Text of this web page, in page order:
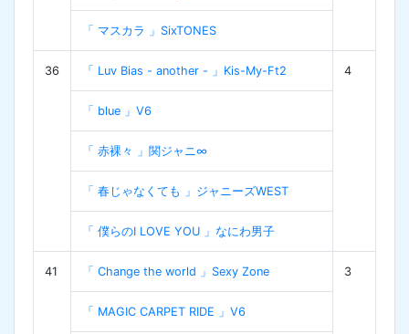
「 マスカラ 」SixTONES
36 「 Luv Bias - another - 」Kis-My-Ft2 4
「 blue 」V6
「 赤裸々 」関ジャニ∞
「 春じゃなくても 」ジャニーズWEST
「 僕らのI LOVE YOU 」なにわ男子
41 「 Change the world 」Sexy Zone 3
「 MAGIC CARPET RIDE 」V6